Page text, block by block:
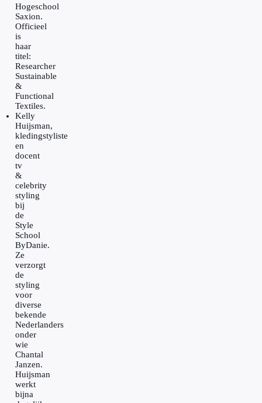
Hogeschool
Saxion.
Officieel
is
haar
titel:
Researcher
Sustainable
&
Functional
Textiles.
Kelly
Huijsman,
kledingstyliste
en
docent
tv
&
celebrity
styling
bij
de
Style
School
ByDanie.
Ze
verzorgt
de
styling
voor
diverse
bekende
Nederlanders
onder
wie
Chantal
Janzen.
Huijsman
werkt
bijna